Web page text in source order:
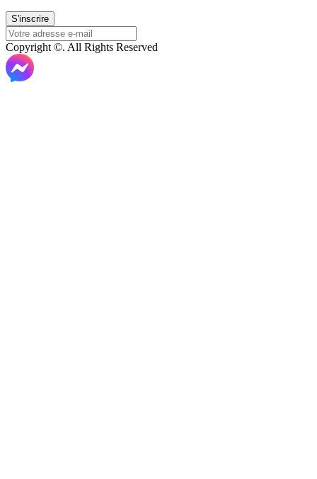
Copyright ©. All Rights Reserved